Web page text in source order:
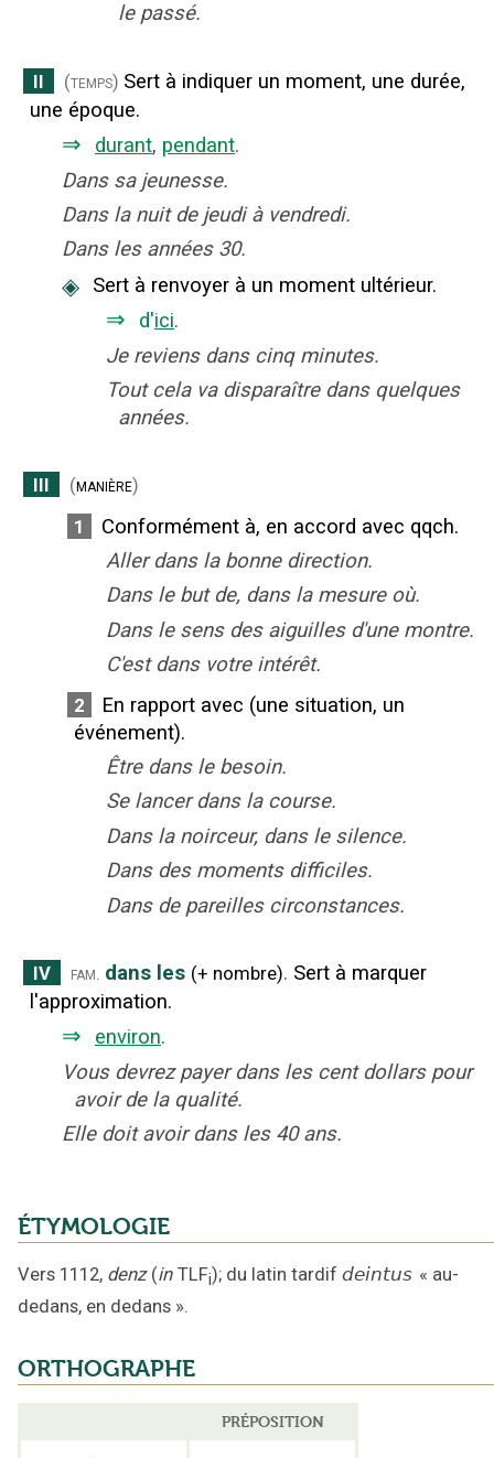
le passé.
II (temps) Sert à indiquer un moment, une durée,
une époque.
⇒ durant, pendant.
Dans sa jeunesse.
Dans la nuit de jeudi à vendredi.
Dans les années 30.
◈ Sert à renvoyer à un moment ultérieur.
⇒ d'ici.
Je reviens dans cinq minutes.
Tout cela va disparaître dans quelques
années.
III (manière)
1
Conformément à, en accord avec qqch.
Aller dans la bonne direction.
Dans le but de, dans la mesure où.
Dans le sens des aiguilles d'une montre.
C'est dans votre intérêt.
2
En rapport avec (une situation, un
événement).
Être dans le besoin.
Se lancer dans la course.
Dans la noirceur, dans le silence.
Dans des moments difficiles.
Dans de pareilles circonstances.
IV fam. dans les (+ nombre). Sert à marquer
l'approximation.
⇒ environ.
Vous devrez payer dans les cent dollars pour
avoir de la qualité.
Elle doit avoir dans les 40 ans.
ÉTYMOLOGIE
Vers 1112, denz (in TLFi); du latin tardif deintus « au-
dedans, en dedans ».
ORTHOGRAPHE
PRÉPOSITION